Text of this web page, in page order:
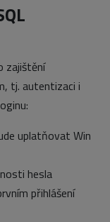
zajištění
tj. autentizaci i
uplatňovat Win
hesla
přihlášení